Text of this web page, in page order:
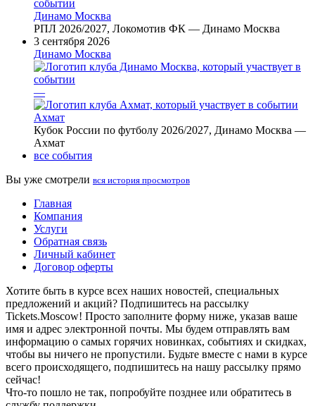
Динамо Москва
РПЛ 2026/2027, Локомотив ФК — Динамо Москва
3 сентября 2026
Динамо Москва
—
Ахмат
Кубок России по футболу 2026/2027, Динамо Москва —
Ахмат
все события
Вы уже смотрели вся история просмотров
Главная
Компания
Услуги
Обратная связь
Личный кабинет
Договор оферты
Хотите быть в курсе всех наших новостей, специальных
предложений и акций? Подпишитесь на рассылку
Tickets.Moscow! Просто заполните форму ниже, указав ваше
имя и адрес электронной почты. Мы будем отправлять вам
информацию о самых горячих новинках, событиях и скидках,
чтобы вы ничего не пропустили. Будьте вместе с нами в курсе
всего происходящего, подпишитесь на нашу рассылку прямо
сейчас!
Что-то пошло не так, попробуйте позднее или обратитесь в